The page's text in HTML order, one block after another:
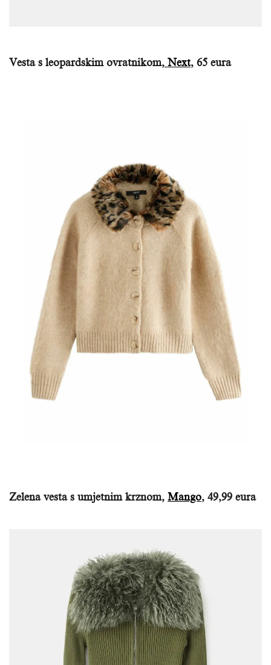
Vesta s leopardskim ovratnikom, Next, 65 eura
Zelena vesta s umjetnim krznom, Mango, 49,99 eura